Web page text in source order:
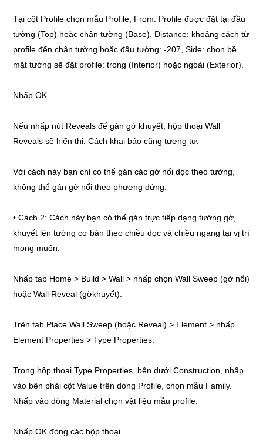
Tại cột Profile chọn mẫu Profile, From: Profile được đặt tại đầu
tường (Top) hoặc chân tường (Base), Distance: khoảng cách từ
profile đến chân tường hoặc đầu tường: -207, Side: chọn bề
mặt tường sẽ đặt profile: trong (Interior) hoặc ngoài (Exterior).
Nhấp OK.
Nếu nhấp nút Reveals để gán gờ khuyết, hộp thoại Wall
Reveals sẽ hiển thị. Cách khai báo cũng tương tự.
Với cách này bạn chỉ có thể gán các gờ nổi dọc theo tường,
không thể gán gờ nổi theo phương đứng.
• Cách 2: Cách này bạn có thể gán trực tiếp dạng tường gờ,
khuyết lên tường cơ bản theo chiều dọc và chiều ngang tại vị trí
mong muốn.
Nhấp tab Home > Build > Wall > nhấp chọn Wall Sweep (gờ nổi)
hoặc Wall Reveal (gờkhuyết).
Trên tab Place Wall Sweep (hoặc Reveal) > Element > nhấp
Element Properties > Type Properties.
Trong hộp thoại Type Properties, bên dưới Construction, nhấp
vào bên phải cột Value trên dòng Profile, chọn mẫu Family.
Nhấp vào dòng Material chọn vật liệu mẫu profile.
Nhấp OK đóng các hộp thoại.